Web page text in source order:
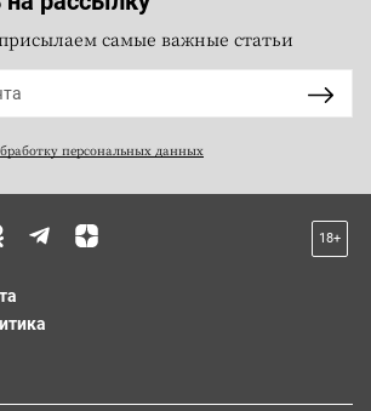
самые важные статьи
персональных данных
18+